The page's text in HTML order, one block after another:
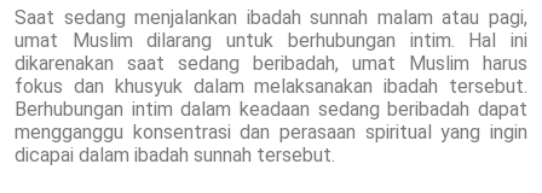
Saat sedang menjalankan ibadah sunnah malam atau pagi,
umat Muslim dilarang untuk berhubungan intim. Hal ini
dikarenakan saat sedang beribadah, umat Muslim harus
fokus dan khusyuk dalam melaksanakan ibadah tersebut.
Berhubungan intim dalam keadaan sedang beribadah dapat
mengganggu konsentrasi dan perasaan spiritual yang ingin
dicapai dalam ibadah sunnah tersebut.